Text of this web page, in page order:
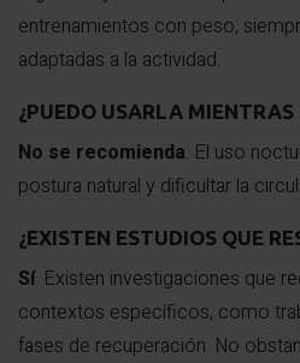
entrenamientos con peso,
adaptadas a la actividad.
¿PUEDO USARLA MIENTRAS
No se recomienda. El uso
postura natural y dificultar la
¿EXISTEN ESTUDIOS QUE
Sí. Existen investigaciones que
contextos específicos, como
fases de recuperación. No